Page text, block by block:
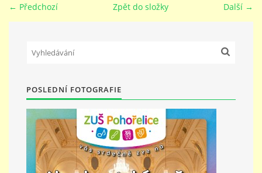
DOKUMENTY / KE STAŽENÍ
KURZY
KONTAKTY
PŘÍMĚSTSKÝ TÁBOR
MISS VÝTVARNÝ MODEL
← Předchozí Další →
Zpět do složky
POSLEDNÍ FOTOGRAFIE